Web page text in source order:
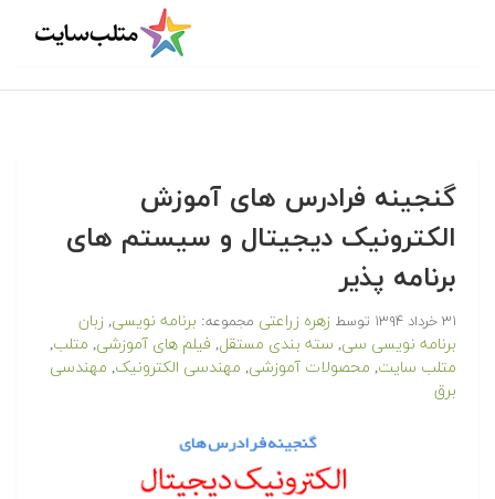
گنجینه فرادرس های آموزش
الکترونیک دیجیتال و سیستم های
برنامه پذیر
۳۱ خرداد ۱۳۹۴ توسط زهره زراعتی مجموعه: برنامه نویسی, زبان
برنامه نویسی سی, سته بندی مستقل, فیلم های آموزشی, متلب,
متلب سایت, محصولات آموزشی, مهندسی الکترونیک, مهندسی
برق